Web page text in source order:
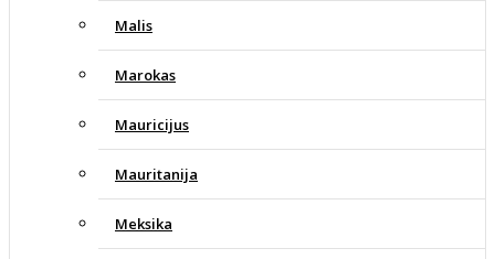
Malis
Marokas
Mauricijus
Mauritanija
Meksika